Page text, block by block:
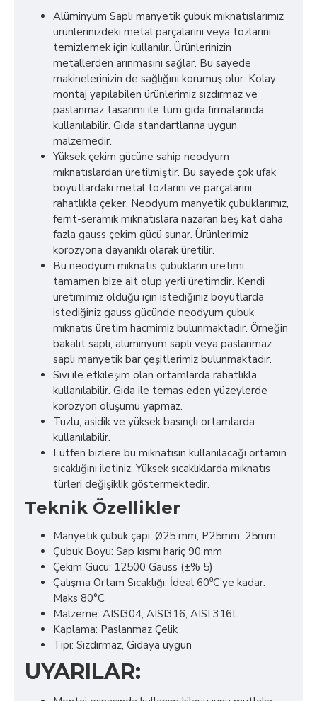
Alüminyum Saplı manyetik çubuk mıknatıslarımız
ürünlerinizdeki metal parçalarını veya tozlarını
temizlemek için kullanılır. Ürünlerinizin
metallerden arınmasını sağlar. Bu sayede
makinelerinizin de sağlığını korumuş olur. Kolay
montaj yapılabilen ürünlerimiz sızdırmaz ve
paslanmaz tasarımı ile tüm gıda firmalarında
kullanılabilir. Gıda standartlarına uygun
malzemedir.
Yüksek çekim gücüne sahip neodyum
mıknatıslardan üretilmiştir. Bu sayede çok ufak
boyutlardaki metal tozlarını ve parçalarını
rahatlıkla çeker. Neodyum manyetik çubuklarımız,
ferrit-seramik mıknatıslara nazaran beş kat daha
fazla gauss çekim gücü sunar. Ürünlerimiz
korozyona dayanıklı olarak üretilir.
Bu neodyum mıknatıs çubukların üretimi
tamamen bize ait olup yerli üretimdir. Kendi
üretimimiz olduğu için istediğiniz boyutlarda
istediğiniz gauss gücünde neodyum çubuk
mıknatıs üretim hacmimiz bulunmaktadır. Örneğin
bakalit saplı, alüminyum saplı veya paslanmaz
saplı manyetik bar çeşitlerimiz bulunmaktadır.
Sıvı ile etkileşim olan ortamlarda rahatlıkla
kullanılabilir. Gıda ile temas eden yüzeylerde
korozyon oluşumu yapmaz.
Tuzlu, asidik ve yüksek basınçlı ortamlarda
kullanılabilir.
Lütfen bizlere bu mıknatısın kullanılacağı ortamın
sıcaklığını iletiniz. Yüksek sıcaklıklarda mıknatıs
türleri değişiklik göstermektedir.
Teknik Özellikler
Manyetik çubuk çapı: Ø25 mm, P25mm, 25mm
Çubuk Boyu: Sap kısmı hariç 90 mm
Çekim Gücü: 12500 Gauss (±% 5)
Çalışma Ortam Sıcaklığı: İdeal 60⁰C’ye kadar.
Maks 80°C
Malzeme: AISI304, AISI316, AISI 316L
Kaplama: Paslanmaz Çelik
Tipi: Sızdırmaz, Gıdaya uygun
UYARILAR: